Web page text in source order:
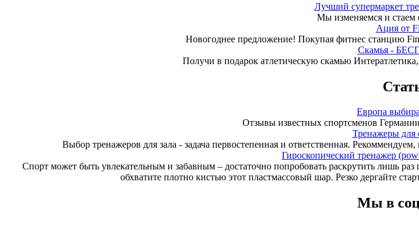
Лучший супермаркет
Мы изменяемся и стаем
Ация от
Новогоднее предложение! Покупая фитнес станцию
Скамья -
Получи в подарок атлетическую скамью
Европа
Отзывы известных спортсменов
Тренажеры для
Выбор тренажеров для зала - задача первостепенная и ответственная.
Гироскопический тренажер
Спорт может быть увлекательным и забавным – достаточно попробовать раскрутить лишь
обхватите плотно кистью этот пластмассовый шар. Резко дергайте
Мы в